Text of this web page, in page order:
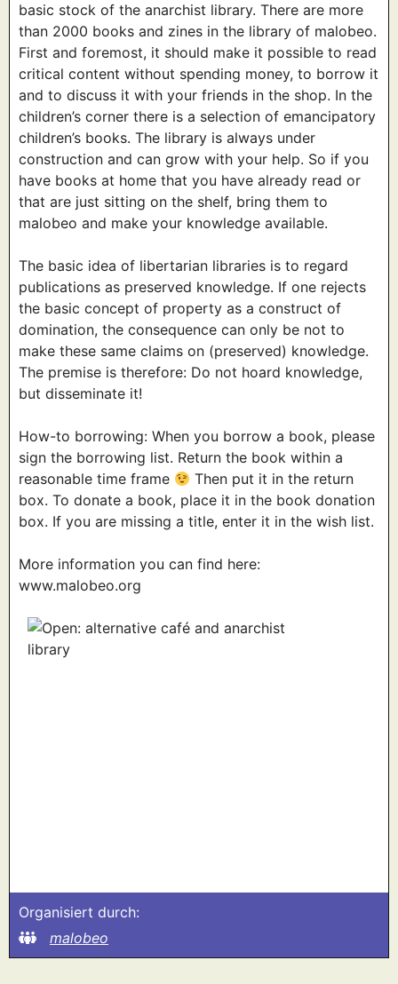
basic stock of the anarchist library. There are more
than 2000 books and zines in the library of malobeo.
First and foremost, it should make it possible to read
critical content without spending money, to borrow it
and to discuss it with your friends in the shop. In the
children’s corner there is a selection of emancipatory
children’s books. The library is always under
construction and can grow with your help. So if you
have books at home that you have already read or
that are just sitting on the shelf, bring them to
malobeo and make your knowledge available.
The basic idea of libertarian libraries is to regard
publications as preserved knowledge. If one rejects
the basic concept of property as a construct of
domination, the consequence can only be not to
make these same claims on (preserved) knowledge.
The premise is therefore: Do not hoard knowledge,
but disseminate it!
How-to borrowing: When you borrow a book, please
sign the borrowing list. Return the book within a
reasonable time frame
Then put it in the return
box. To donate a book, place it in the book donation
box. If you are missing a title, enter it in the wish list.
More information you can find here:
www.malobeo.org
Organisiert durch:
malobeo